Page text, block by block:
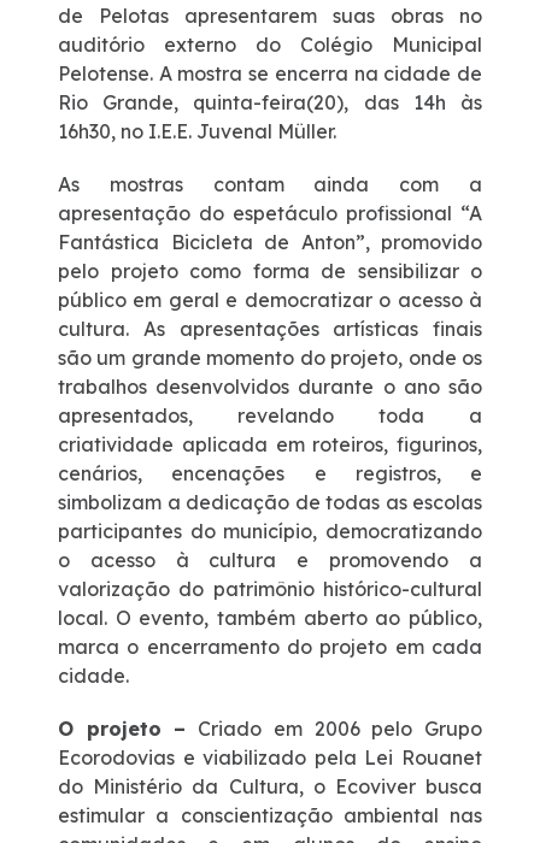
Fornecedores
Trabalhe Conosco
WhatsApp
de Pelotas apresentarem suas obras no
auditório externo do Colégio Municipal
Pelotense. A mostra se encerra na cidade de
Rio Grande, quinta-feira(20), das 14h às
16h30, no I.E.E. Juvenal Müller.
As mostras contam ainda com a
apresentação do espetáculo profissional “A
Fantástica Bicicleta de Anton”, promovido
pelo projeto como forma de sensibilizar o
público em geral e democratizar o acesso à
cultura. As apresentações artísticas finais
são um grande momento do projeto, onde os
trabalhos desenvolvidos durante o ano são
apresentados, revelando toda a
criatividade aplicada em roteiros, figurinos,
cenários, encenações e registros, e
simbolizam a dedicação de todas as escolas
participantes do município, democratizando
o acesso à cultura e promovendo a
valorização do patrimônio histórico-cultural
local. O evento, também aberto ao público,
marca o encerramento do projeto em cada
cidade.
O projeto – Criado em 2006 pelo Grupo
Ecorodovias e viabilizado pela Lei Rouanet
do Ministério da Cultura, o Ecoviver busca
estimular a conscientização ambiental nas